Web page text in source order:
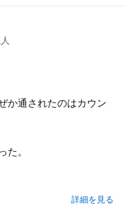
か通されたのはカウン
た。
詳細を見る